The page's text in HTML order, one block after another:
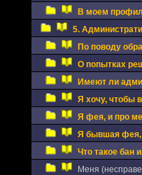
В моем
5.
По поводу
О попытках
Имеют ли
Я хочу, чтобы
Я фея, и про
Я бывшая фея,
Что такое бан
Меня